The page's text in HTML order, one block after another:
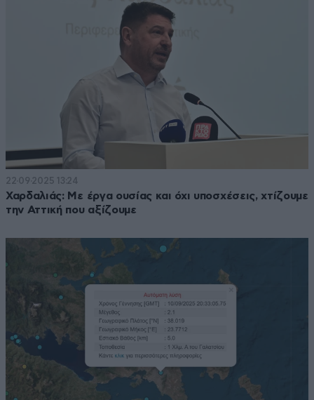
22·09·2025 13:24
Χαρδαλιάς: Με έργα ουσίας και όχι υποσχέσεις, χτίζουμε
την Αττική που αξίζουμε